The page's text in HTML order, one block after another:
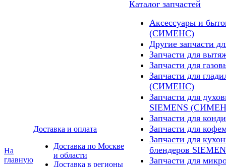
На
главную
Доставка и оплата
Доставка по Москве
и области
Доставка в регионы
Каталог запчастей
Аксессуары и
(СИМЕНС)
Другие запчасти
Запчасти для
Запчасти для
Запчасти для
(СИМЕНС)
Запчасти для
SIEMENS
Запчасти для
Запчасти для
Запчасти для
блендеров
Запчасти для